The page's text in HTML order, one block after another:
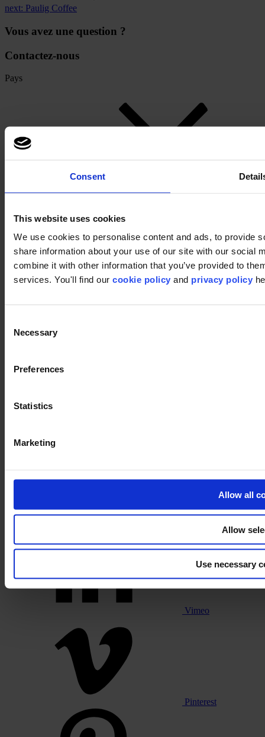
Consent
This website uses cookies
We use cookies to personalise content and ads, to provide
share information about your use of our site with our social
combine it with other information that you’ve provided to
services. You'll find our cookie policy and privacy policy
Selection
Necessary
Preferences
Statistics
Marketing
Allow all
Allow
Use necessary
next: Paulig Coffee
Vous avez une question ?
Contactez-nous
Pays
hello@modulyss.com
Linkedin
Vimeo
Pinterest